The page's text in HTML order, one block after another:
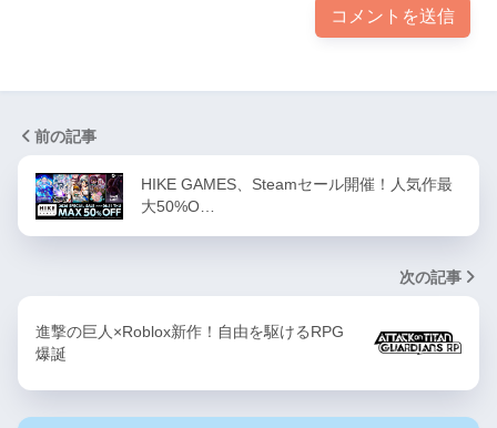
前の記事
HIKE GAMES、Steamセール開催！人気作最
大50%O…
次の記事
進撃の巨人×Roblox新作！自由を駆けるRPG
爆誕